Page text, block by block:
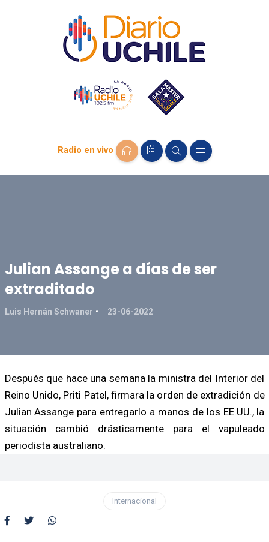
Radio en vivo
Julian Assange a días de ser
extraditado
Luis Hernán Schwaner 23-06-2022
Después que hace una semana la ministra del Interior del
Reino Unido, Priti Patel, firmara la orden de extradición de
Julian Assange para entregarlo a manos de los EE.UU., la
situación cambió drásticamente para el vapuleado
periodista australiano.
Internacional